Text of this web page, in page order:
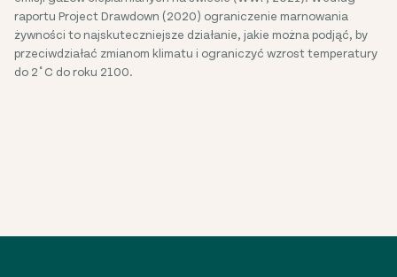
raportu Project Drawdown (2020) ograniczenie marnowania
żywności to najskuteczniejsze działanie, jakie można podjąć, by
przeciwdziałać zmianom klimatu i ograniczyć wzrost temperatury
do 2˚C do roku 2100.